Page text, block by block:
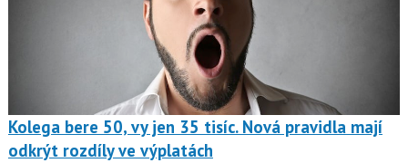
Kolega bere 50, vy jen 35 tisíc. Nová pravidla mají
odkrýt rozdíly ve výplatách